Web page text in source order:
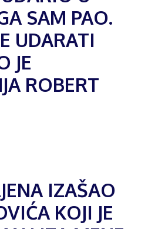
SAM PAO.
UDARATI
JE
ROBERT
IZAŠAO
KOJI JE